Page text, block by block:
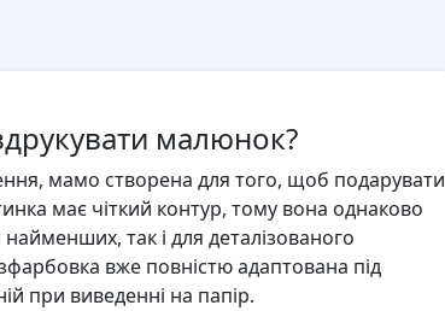
малюнок?
мамо створена для того, щоб подарувати
має чіткий контур, тому вона однаково
так і для деталізованого
вже повністю адаптована під
при виведенні на папір.